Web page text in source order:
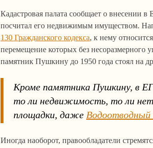
Кадастровая палата сообщает о внесении
посчитал его недвижимым имуществом.
130 Гражданского кодекса, к нему
перемещение которых без
памятник Пушкину до 1950 года стоял на
Кроме памятника Пушкину, в
то ли недвижимость, то ли
площадки, даже Водоотводный
Иногда наоборот, правообладатели